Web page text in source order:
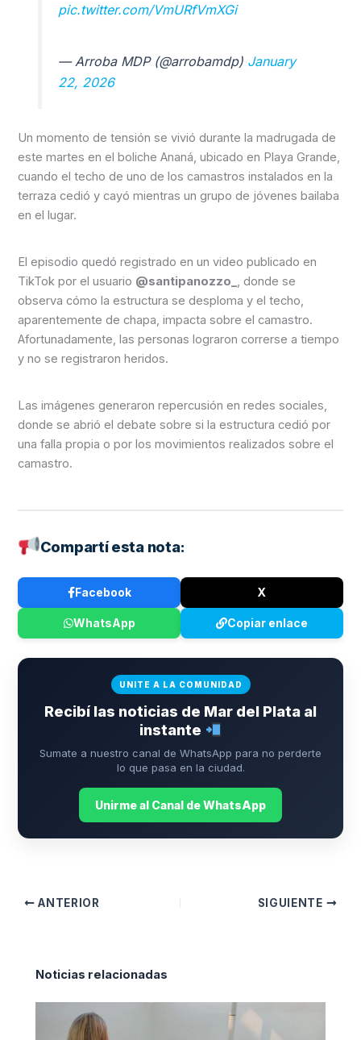
pic.twitter.com/VmURfVmXGi
— Arroba MDP (@arrobamdp) January
22, 2026
Un momento de tensión se vivió durante la madrugada de
este martes en el boliche Ananá, ubicado en Playa Grande,
cuando el techo de uno de los camastros instalados en la
terraza cedió y cayó mientras un grupo de jóvenes bailaba
en el lugar.
El episodio quedó registrado en un video publicado en
TikTok por el usuario @santipanozzo_ , donde se
observa cómo la estructura se desploma y el techo,
aparentemente de chapa, impacta sobre el camastro.
Afortunadamente, las personas lograron correrse a tiempo
y no se registraron heridos.
Las imágenes generaron repercusión en redes sociales,
donde se abrió el debate sobre si la estructura cedió por
una falla propia o por los movimientos realizados sobre el
camastro.
Compartí esta nota:
Facebook X
WhatsApp Copiar enlace
UNITE A LA COMUNIDAD
Recibí las noticias de Mar del Plata al
instante
Sumate a nuestro canal de WhatsApp para no perderte
lo que pasa en la ciudad.
Unirme al Canal de WhatsApp
ANTERIOR SIGUIENTE
Noticias relacionadas